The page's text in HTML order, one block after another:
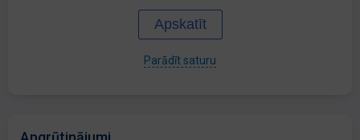
Apskatīt
Parādīt saturu